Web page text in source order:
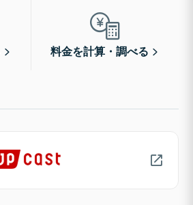
料金を計算・調べる